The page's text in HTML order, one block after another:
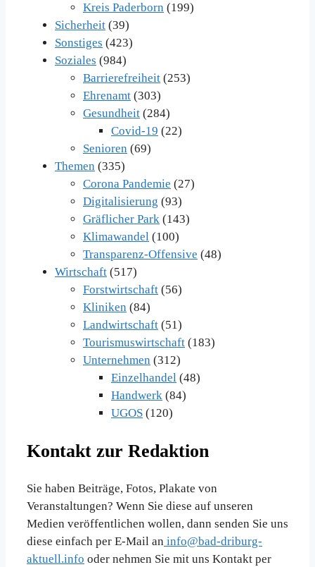
Kreis Paderborn (199)
Sicherheit (39)
Sonstiges (423)
Soziales (984)
Barrierefreiheit (253)
Ehrenamt (303)
Gesundheit (284)
Covid-19 (22)
Senioren (69)
Themen (335)
Corona Pandemie (27)
Digitalisierung (93)
Gräflicher Park (143)
Klimawandel (100)
Transparenz-Offensive (48)
Wirtschaft (517)
Forstwirtschaft (56)
Kliniken (84)
Landwirtschaft (51)
Tourismuswirtschaft (183)
Unternehmen (312)
Einzelhandel (48)
Handwerk (84)
UGOS (120)
Kontakt zur Redaktion
Sie haben Beiträge, Fotos, Plakate von
Veranstaltungen? Wenn Sie diese auf unseren
Medien veröffentlichen wollen, dann senden Sie uns
diese einfach per E-Mail an info@bad-driburg-
aktuell.info oder nehmen Sie mit uns Kontakt per